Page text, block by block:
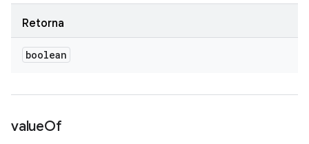
Retorna
boolean
valueOf